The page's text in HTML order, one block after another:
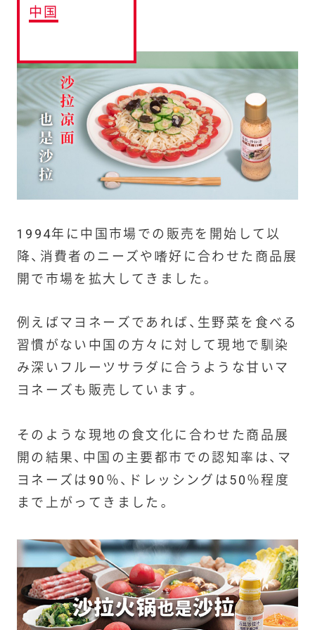
中国
1994年に中国市場での販売を開始して以
降、消費者のニーズや嗜好に合わせた商品展
開で市場を拡大してきました。
例えばマヨネーズであれば、生野菜を食べる
習慣がない中国の方々に対して現地で馴染
み深いフルーツサラダに合うような甘いマ
ヨネーズも販売しています。
そのような現地の食文化に合わせた商品展
開の結果、中国の主要都市での認知率は、マ
ヨネーズは90％、ドレッシングは50％程度
まで上がってきました。